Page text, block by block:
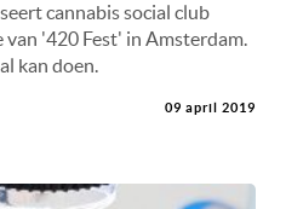
cannabis social club
'420 Fest' in Amsterdam.
kan doen.
09 april 2019